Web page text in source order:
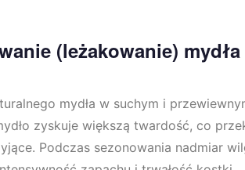
(leżakowanie)
mydła w suchym i
zyskuje większą twardość, co
Podczas sezonowania nadmiar